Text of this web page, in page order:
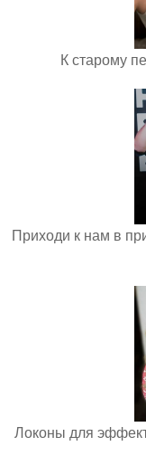
К старому
Приходи к нам в
Локоны для